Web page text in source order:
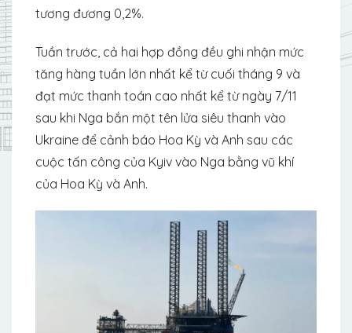
tương đương 0,2%.
Tuần trước, cả hai hợp đồng đều ghi nhận mức
tăng hàng tuần lớn nhất kể từ cuối tháng 9 và
đạt mức thanh toán cao nhất kể từ ngày 7/11
sau khi Nga bắn một tên lửa siêu thanh vào
Ukraine để cảnh báo Hoa Kỳ và Anh sau các
cuộc tấn công của Kyiv vào Nga bằng vũ khí
của Hoa Kỳ và Anh.